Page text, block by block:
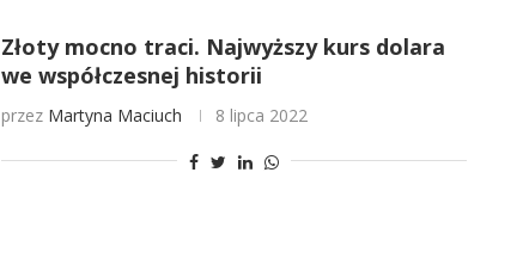
Złoty mocno traci. Najwyższy kurs dolara
we współczesnej historii
przez Martyna Maciuch 8 lipca 2022